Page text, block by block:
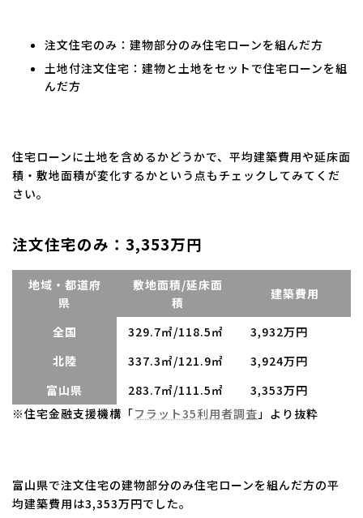
注文住宅のみ：建物部分のみ住宅ローンを組んだ方
土地付注文住宅：建物と土地をセットで住宅ローンを組
んだ方
住宅ローンに土地を含めるかどうかで、平均建築費用や延床面
積・敷地面積が変化するかという点もチェックしてみてくだ
さい。
注文住宅のみ：3,353万円
地域・都道府
県
敷地面積/延床面
積
建築費用
全国 329.7㎡/118.5㎡
3,932万円
北陸
337.3㎡/121.9㎡
3,924万円
富山県
283.7㎡/111.5㎡
3,353万円
※住宅金融支援機構「フラット35利用者調査 」より抜粋
富山県で注文住宅の建物部分のみ住宅ローンを組んだ方の平
均建築費用は3,353万円でした。